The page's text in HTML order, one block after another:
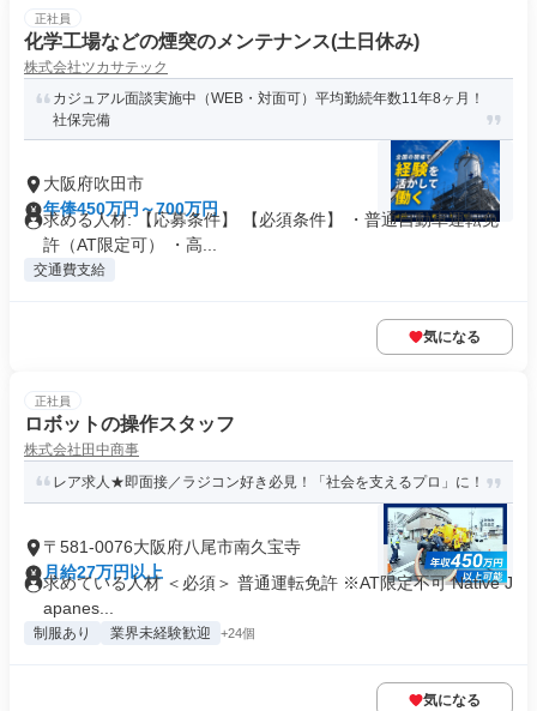
正社員
化学工場などの煙突のメンテナンス(土日休み)
株式会社ツカサテック
カジュアル面談実施中（WEB・対面可）平均勤続年数11年8ヶ月！
社保完備
大阪府吹田市
年俸450万円～700万円
求める人材: 【応募条件】 【必須条件】 ・普通自動車運転免
許（AT限定可） ・高...
交通費支給
気になる
正社員
ロボットの操作スタッフ
株式会社田中商事
レア求人★即面接／ラジコン好き必見！「社会を支えるプロ」に！
〒581-0076大阪府八尾市南久宝寺
月給27万円以上
求めている人材 ＜必須＞ 普通運転免許 ※AT限定不可 Native J
apanes...
制服あり 業界未経験歓迎 +24個
気になる